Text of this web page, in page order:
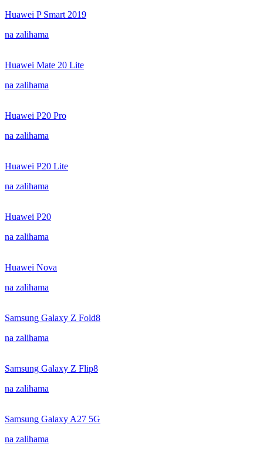
Huawei P Smart 2019
na zalihama
Huawei Mate 20 Lite
na zalihama
Huawei P20 Pro
na zalihama
Huawei P20 Lite
na zalihama
Huawei P20
na zalihama
Huawei Nova
na zalihama
Samsung Galaxy Z Fold8
na zalihama
Samsung Galaxy Z Flip8
na zalihama
Samsung Galaxy A27 5G
na zalihama